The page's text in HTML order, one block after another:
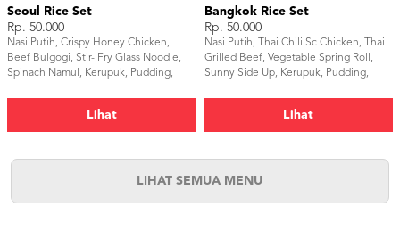
Seoul Rice Set
Rp. 50.000
Nasi Putih, Crispy Honey Chicken,
Beef Bulgogi, Stir- Fry Glass Noodle,
Spinach Namul, Kerupuk, Pudding,
Lihat
Bangkok Rice Set
Rp. 50.000
Nasi Putih, Thai Chili Sc Chicken, Thai
Grilled Beef, Vegetable Spring Roll,
Sunny Side Up, Kerupuk, Pudding,
Lihat
LIHAT SEMUA MENU